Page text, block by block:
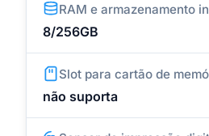
RAM e armazenamento
8/256GB
Slot para cartão de
não suporta